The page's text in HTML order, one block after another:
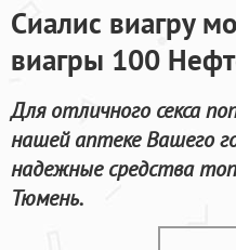
Сиалис виагру
виагры 100
Для отличного секса
нашей аптеке Вашего
надежные средства
Тюмень.